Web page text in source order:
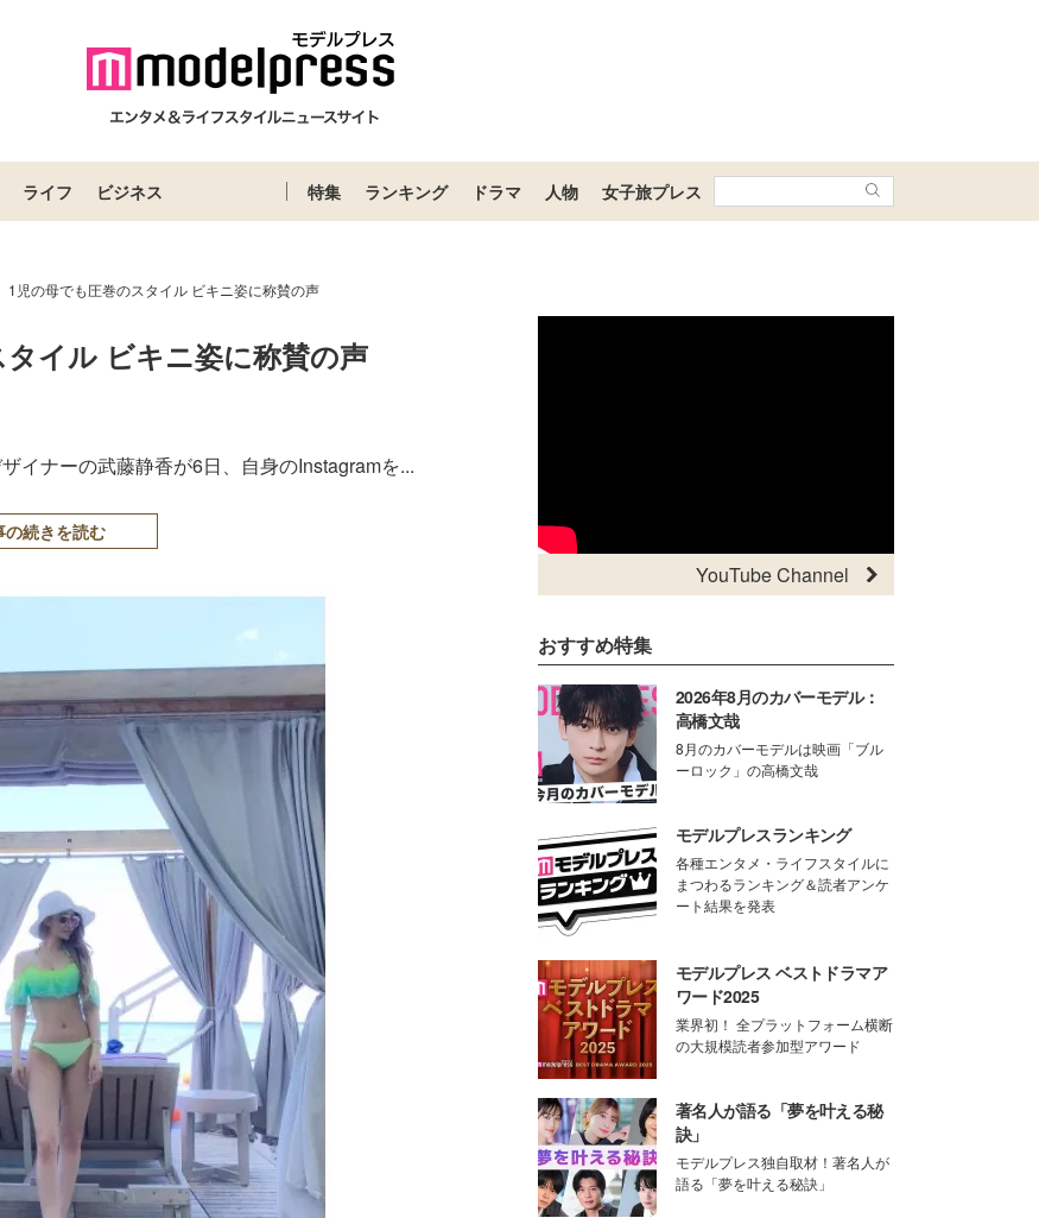
ライフ ビジネス 特集 ランキング ドラマ 人物 女子旅プレス
1児の母でも圧巻のスタイル ビキニ姿に称賛の声
イル ビキニ姿に称賛の声
イナーの武藤静香が6日、自身のInstagramを...
の続きを読む
YouTube Channel
おすすめ特集
2026年8月のカバーモデル：
高橋文哉
8月のカバーモデルは映画「ブル
ーロック」の高橋文哉
モデルプレスランキング
各種エンタメ・ライフスタイルに
まつわるランキング＆読者アンケ
ート結果を発表
モデルプレス ベストドラマア
ワード2025
業界初！ 全プラットフォーム横断
の大規模読者参加型アワード
著名人が語る「夢を叶える秘
訣」
モデルプレス独自取材！著名人が
語る「夢を叶える秘訣」